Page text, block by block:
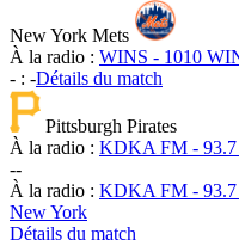
New York Mets
À la radio : WINS - 1010
- : -Détails du match
Pittsburgh Pirates
À la radio : KDKA FM - 93.7
--
À la radio : KDKA FM - 93.7
New York
Détails du match